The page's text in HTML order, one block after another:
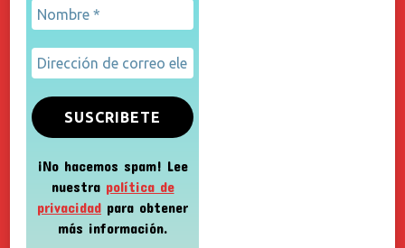
¡No hacemos spam! Lee
nuestra política de
privacidad para obtener
más información.